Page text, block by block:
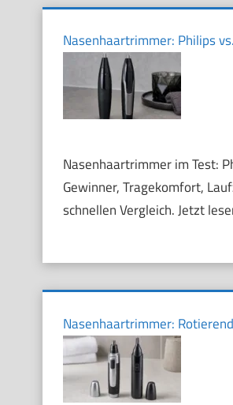
Nasenhaartrimmer: Philips
Nasenhaartrimmer im Test:
Gewinner, Tragekomfort,
schnellen Vergleich. Jetzt
Nasenhaartrimmer: